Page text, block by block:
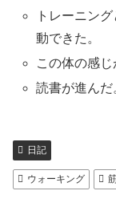
トレーニン
動できた。
この体の感じ
読書が進んだ
日記
ウォーキング